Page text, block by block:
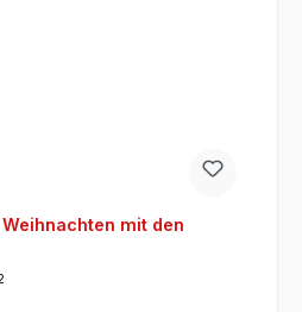
mit den